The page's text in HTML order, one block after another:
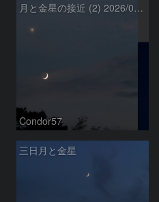
月と金星の接近 (2) 2026/07/17
Condor57
三日月と金星